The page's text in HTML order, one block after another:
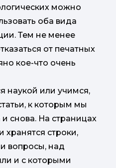
можно
оба вида
Тем не менее
от печатных
кое-что очень
наукой или учимся,
к которым мы
снова. На страницах
хранятся строки,
вопросы, над
и с которыми